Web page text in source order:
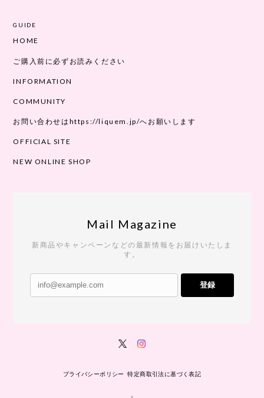
GUIDE
HOME
ご購入前に必ずお読みください
INFORMATION
COMMUNITY
お問い合わせはhttps://liquem.jp/へお願いします
OFFICIAL SITE
NEW ONLINE SHOP
Mail Magazine
新商品やキャンペーンなどの最新情報をお届けいたしま
す。
登録
プライバシーポリシー 特定商取引法に基づく表記